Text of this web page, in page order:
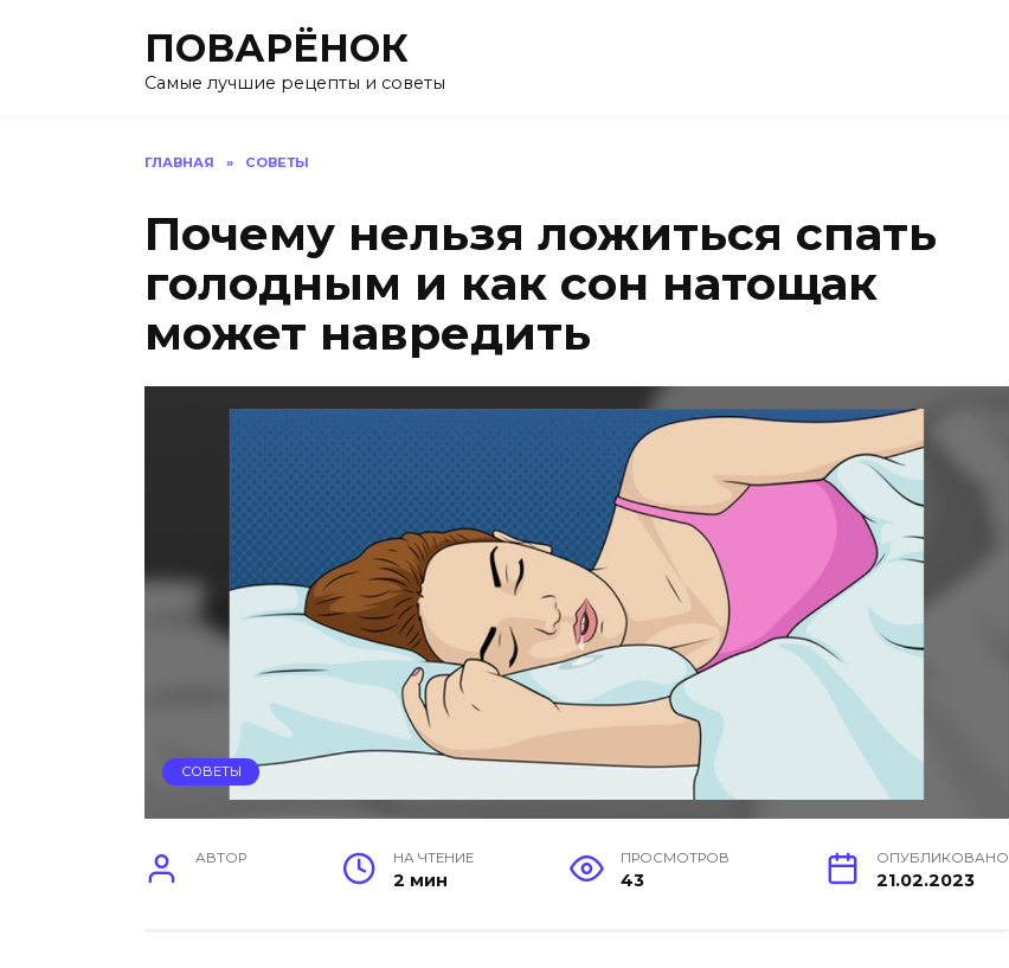
ПОВАРЁНОК
Самые лучшие рецепты и советы
ГЛАВНАЯ » СОВЕТЫ
Почему нельзя ложиться спать
голодным и как сон натощак
может навредить
СОВЕТЫ
АВТОР НА ЧТЕНИЕ
2 мин
ПРОСМОТРОВ
43
ОПУБЛИКОВАНО
21.02.2023